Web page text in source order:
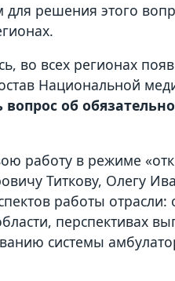
решения этого
во всех регионах
Национальной
об
работу в режиме
Титкову, Олегу
работы отрасли:
перспективах
системы